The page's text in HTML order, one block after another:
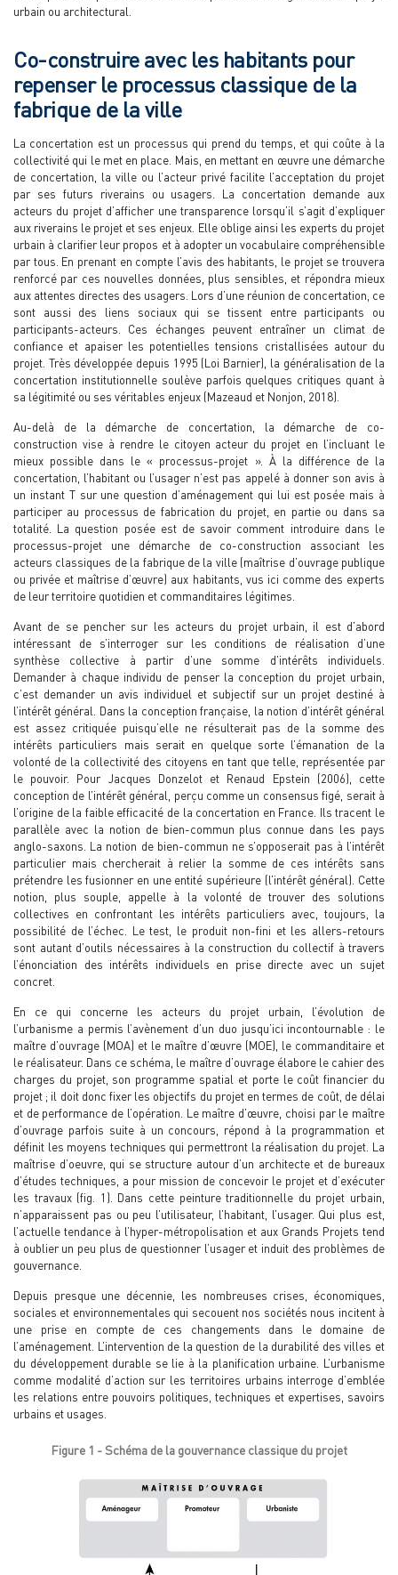
urbain ou architectural.
Co-construire avec les habitants pour
repenser le processus classique de la
fabrique de la ville
La concertation est un processus qui prend du temps, et qui coûte à la
collectivité qui le met en place. Mais, en mettant en œuvre une démarche
de concertation, la ville ou l’acteur privé facilite l’acceptation du projet
par ses futurs riverains ou usagers. La concertation demande aux
acteurs du projet d’afficher une transparence lorsqu’il s’agit d’expliquer
aux riverains le projet et ses enjeux. Elle oblige ainsi les experts du projet
urbain à clarifier leur propos et à adopter un vocabulaire compréhensible
par tous. En prenant en compte l’avis des habitants, le projet se trouvera
renforcé par ces nouvelles données, plus sensibles, et répondra mieux
aux attentes directes des usagers. Lors d’une réunion de concertation, ce
sont aussi des liens sociaux qui se tissent entre participants ou
participants-acteurs. Ces échanges peuvent entraîner un climat de
confiance et apaiser les potentielles tensions cristallisées autour du
projet. Très développée depuis 1995 (Loi Barnier), la généralisation de la
concertation institutionnelle soulève parfois quelques critiques quant à
sa légitimité ou ses véritables enjeux (Mazeaud et Nonjon, 2018).
Au-delà de la démarche de concertation, la démarche de co-
construction vise à rendre le citoyen acteur du projet en l’incluant le
mieux possible dans le « processus-projet ». À la différence de la
concertation, l’habitant ou l’usager n’est pas appelé à donner son avis à
un instant T sur une question d’aménagement qui lui est posée mais à
participer au processus de fabrication du projet, en partie ou dans sa
totalité. La question posée est de savoir comment introduire dans le
processus-projet une démarche de co-construction associant les
acteurs classiques de la fabrique de la ville (maîtrise d’ouvrage publique
ou privée et maîtrise d’œuvre) aux habitants, vus ici comme des experts
de leur territoire quotidien et commanditaires légitimes.
Avant de se pencher sur les acteurs du projet urbain, il est d’abord
intéressant de s’interroger sur les conditions de réalisation d’une
synthèse collective à partir d’une somme d’intérêts individuels.
Demander à chaque individu de penser la conception du projet urbain,
c’est demander un avis individuel et subjectif sur un projet destiné à
l’intérêt général. Dans la conception française, la notion d’intérêt général
est assez critiquée puisqu’elle ne résulterait pas de la somme des
intérêts particuliers mais serait en quelque sorte l’émanation de la
volonté de la collectivité des citoyens en tant que telle, représentée par
le pouvoir. Pour Jacques Donzelot et Renaud Epstein (2006), cette
conception de l’intérêt général, perçu comme un consensus figé, serait à
l’origine de la faible efficacité de la concertation en France. Ils tracent le
parallèle avec la notion de bien-commun plus connue dans les pays
anglo-saxons. La notion de bien-commun ne s’opposerait pas à l’intérêt
particulier mais chercherait à relier la somme de ces intérêts sans
prétendre les fusionner en une entité supérieure (l’intérêt général). Cette
notion, plus souple, appelle à la volonté de trouver des solutions
collectives en confrontant les intérêts particuliers avec, toujours, la
possibilité de l’échec. Le test, le produit non-fini et les allers-retours
sont autant d’outils nécessaires à la construction du collectif à travers
l’énonciation des intérêts individuels en prise directe avec un sujet
concret.
En ce qui concerne les acteurs du projet urbain, l’évolution de
l’urbanisme a permis l’avènement d’un duo jusqu’ici incontournable : le
maître d’ouvrage (MOA) et le maître d’œuvre (MOE), le commanditaire et
le réalisateur. Dans ce schéma, le maître d’ouvrage élabore le cahier des
charges du projet, son programme spatial et porte le coût financier du
projet ; il doit donc fixer les objectifs du projet en termes de coût, de délai
et de performance de l’opération. Le maître d’œuvre, choisi par le maître
d’ouvrage parfois suite à un concours, répond à la programmation et
définit les moyens techniques qui permettront la réalisation du projet. La
maîtrise d’oeuvre, qui se structure autour d’un architecte et de bureaux
d’études techniques, a pour mission de concevoir le projet et d’exécuter
les travaux (fig. 1). Dans cette peinture traditionnelle du projet urbain,
n’apparaissent pas ou peu l’utilisateur, l’habitant, l’usager. Qui plus est,
l’actuelle tendance à l’hyper-métropolisation et aux Grands Projets tend
à oublier un peu plus de questionner l’usager et induit des problèmes de
gouvernance.
Depuis presque une décennie, les nombreuses crises, économiques,
sociales et environnementales qui secouent nos sociétés nous incitent à
une prise en compte de ces changements dans le domaine de
l’aménagement. L’intervention de la question de la durabilité des villes et
du développement durable se lie à la planification urbaine. L’urbanisme
comme modalité d’action sur les territoires urbains interroge d’emblée
les relations entre pouvoirs politiques, techniques et expertises, savoirs
urbains et usages.
Figure 1 - Schéma de la gouvernance classique du projet